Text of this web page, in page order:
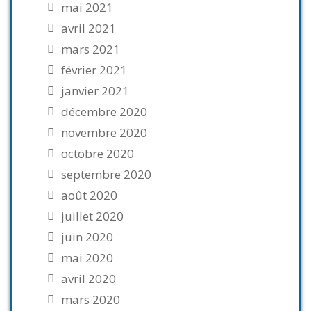
mai 2021
avril 2021
mars 2021
février 2021
janvier 2021
décembre 2020
novembre 2020
octobre 2020
septembre 2020
août 2020
juillet 2020
juin 2020
mai 2020
avril 2020
mars 2020